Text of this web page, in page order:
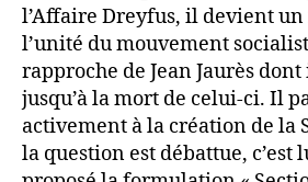
l’Affaire Dreyfus, il devient
l’unité du mouvement
rapproche de Jean Jaurès
jusqu’à la mort de celui-ci. Il
activement à la création de la
la question est débattue, c’est